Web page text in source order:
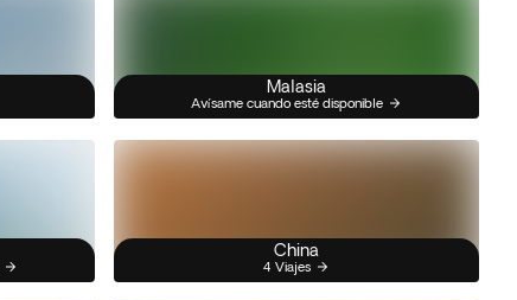
Malasia
Avísame cuando esté disponible
China
4 Viajes